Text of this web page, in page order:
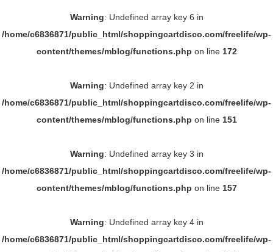
Warning: Undefined array key 6 in
/home/c6836871/public_html/shoppingcartdisco.com/freelife/wp-
content/themes/mblog/functions.php on line 172
Warning: Undefined array key 2 in
/home/c6836871/public_html/shoppingcartdisco.com/freelife/wp-
content/themes/mblog/functions.php on line 151
Warning: Undefined array key 3 in
/home/c6836871/public_html/shoppingcartdisco.com/freelife/wp-
content/themes/mblog/functions.php on line 157
Warning: Undefined array key 4 in
/home/c6836871/public_html/shoppingcartdisco.com/freelife/wp-